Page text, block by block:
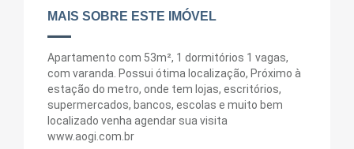
MAIS SOBRE ESTE IMÓVEL
Apartamento com 53m², 1 dormitórios 1 vagas,
com varanda. Possui ótima localização, Próximo à
estação do metro, onde tem lojas, escritórios,
supermercados, bancos, escolas e muito bem
localizado venha agendar sua visita
www.aogi.com.br